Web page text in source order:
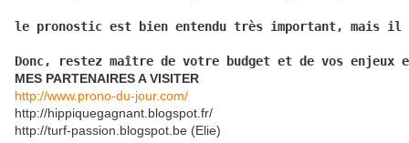
le pronostic est bien entendu très important, mais il
Donc, restez maître de votre budget et de vos enjeux
MES PARTENAIRES A VISITER
http://www.prono-du-jour.com/
http://hippiquegagnant.blogspot.fr/
http://turf-passion.blogspot.be (Elie)